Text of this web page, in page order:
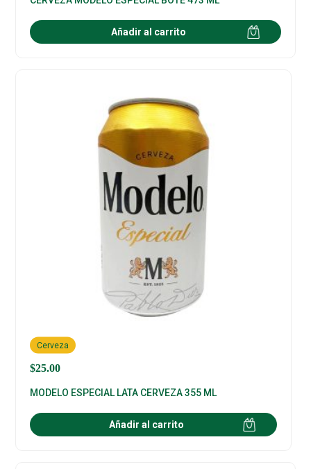
Añadir al carrito
$25.00
Cerveza
MODELO ESPECIAL LATA CERVEZA 355 ML
Añadir al carrito